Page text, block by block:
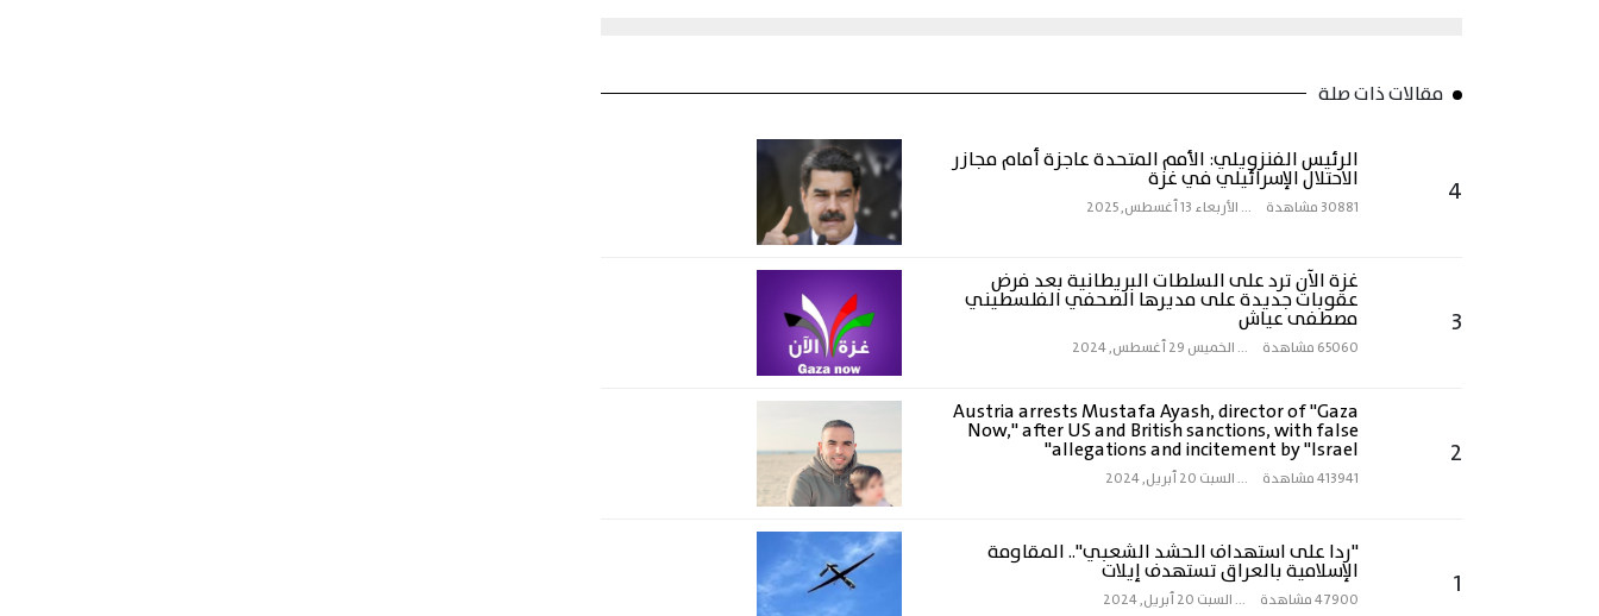
مقالات ذات صلة
4
الرئيس الفنزويلي: الأمم المتحدة عاجزة أمام مجازر
الاحتلال الإسرائيلي في غزة
30881 مشاهدة ... الأربعاء 13 أغسطس, 2025
3
غزة الآن ترد على السلطات البريطانية بعد فرض
عقوبات جديدة على مديرها الصحفي الفلسطيني
مصطفى عياش
65060 مشاهدة ... الخميس 29 أغسطس, 2024
2
Austria arrests Mustafa Ayash, director of "Gaza
Now," after US and British sanctions, with false
allegations and incitement by "Israel"
413941 مشاهدة ... السبت 20 أبريل, 2024
1
"ردا على استهداف الحشد الشعبي".. المقاومة
الإسلامية بالعراق تستهدف إيلات
47900 مشاهدة ... السبت 20 أبريل, 2024